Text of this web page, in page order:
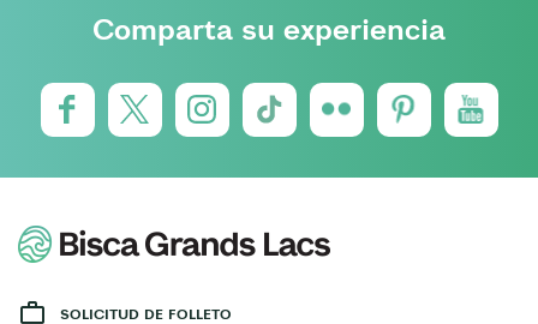
Comparta su experiencia
SOLICITUD DE FOLLETO